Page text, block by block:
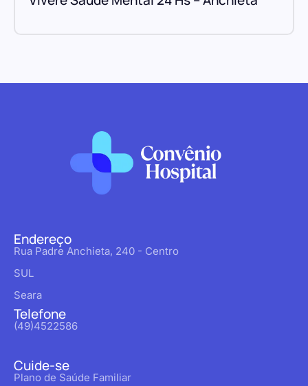
Endereço
Rua Padre Anchieta, 240 - Centro
SUL
Seara
Telefone
(49)4522586
Cuide-se
Plano de Saúde Familiar